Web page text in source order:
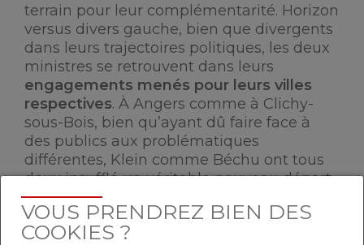
terrain pour leur complémentarité. Horizon
versus divers gauche, bien que divergents
dans leurs trajectoires politiques, les deux
ministres se retrouvent dans leurs
engagements menés pour leurs villes
respectives. À Angers comme à Clichy-
sous-Bois, bien qu’ayant dû faire face à
des publics aux problématiques
différentes, Klein comme Béchu ont tous
deux insufflé un véritable nouveau départ
dans leurs villes. Du logement aux
infrastructures urbaines, les projets de
rénovationdont ils sont porteurs, ont
VOUS PRENDREZ BIEN DES
COOKIES ?